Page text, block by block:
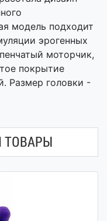
модель подходит
эрогенных
моторчик,
покрытие
Размер головки -
ТОВАРЫ